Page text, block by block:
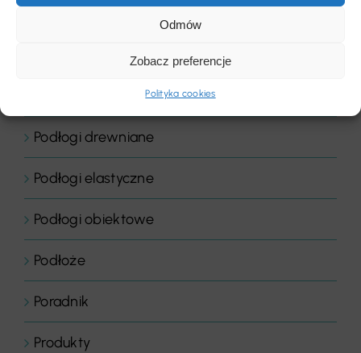
Odmów
Zobacz preferencje
Polityka cookies
Podłogi drewniane
Podłogi elastyczne
Podłogi obiektowe
Podłoże
Poradnik
Produkty